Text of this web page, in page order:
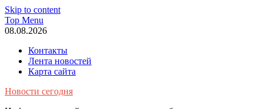
Skip to content
Top Menu
08.08.2026
Контакты
Лента новостей
Карта сайта
Новости сегодня